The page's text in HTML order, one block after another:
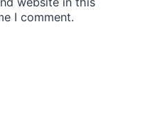
I comment.